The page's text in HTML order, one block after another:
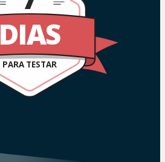
DIAS
PARA TESTAR